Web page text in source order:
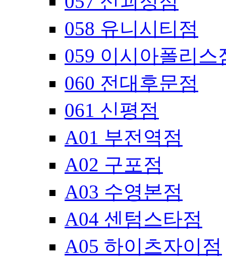
058 유니시티점
059 이시아폴리스
060 전대후문점
061 신평점
A01 부전역점
A02 구포점
A03 수영본점
A04 센텀스타점
A05 하이츠자이점